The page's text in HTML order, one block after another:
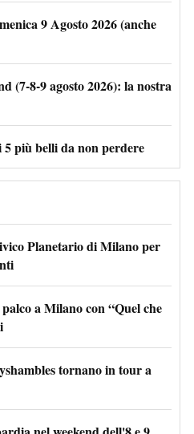
9 Agosto 2026 (anche
(7-8-9 agosto 2026): la nostra
più belli da non perdere
Planetario di Milano per
a Milano con “Quel che
tornano in tour a